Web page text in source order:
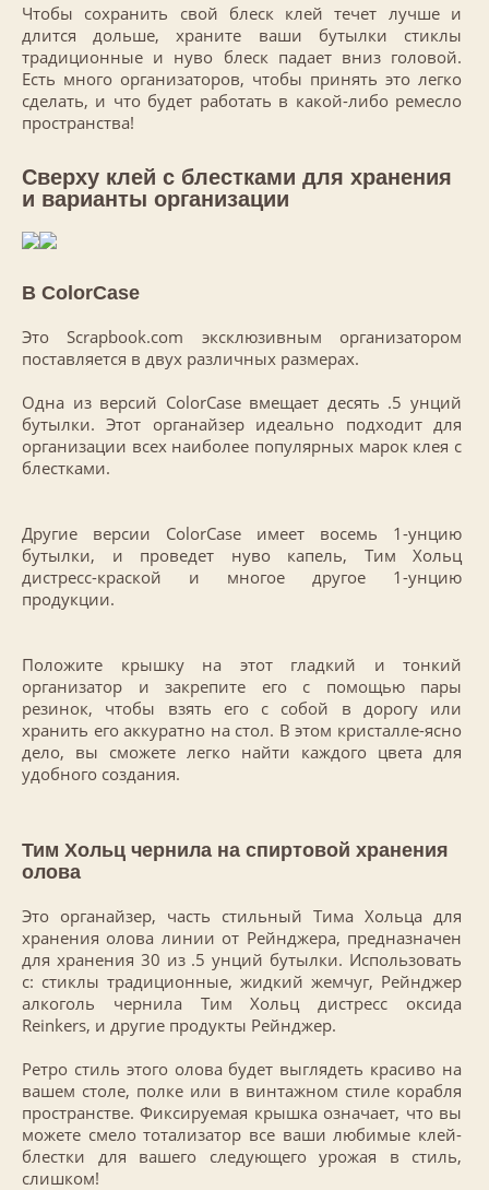
Чтобы сохранить свой блеск клей течет лучше и
длится дольше, храните ваши бутылки стиклы
традиционные и нуво блеск падает вниз головой.
Есть много организаторов, чтобы принять это легко
сделать, и что будет работать в какой-либо ремесло
пространства!
Сверху клей с блестками для хранения
и варианты организации
В ColorCase
Это Scrapbook.com эксклюзивным организатором
поставляется в двух различных размерах.
Одна из версий ColorCase вмещает десять .5 унций
бутылки. Этот органайзер идеально подходит для
организации всех наиболее популярных марок клея с
блестками.
Другие версии ColorCase имеет восемь 1-унцию
бутылки, и проведет нуво капель, Тим Хольц
дистресс-краской и многое другое 1-унцию
продукции.
Положите крышку на этот гладкий и тонкий
организатор и закрепите его с помощью пары
резинок, чтобы взять его с собой в дорогу или
хранить его аккуратно на стол. В этом кристалле-ясно
дело, вы сможете легко найти каждого цвета для
удобного создания.
Тим Хольц чернила на спиртовой хранения
олова
Это органайзер, часть стильный Тима Хольца для
хранения олова линии от Рейнджера, предназначен
для хранения 30 из .5 унций бутылки. Использовать
с: стиклы традиционные, жидкий жемчуг, Рейнджер
алкоголь чернила Тим Хольц дистресс оксида
Reinkers, и другие продукты Рейнджер.
Ретро стиль этого олова будет выглядеть красиво на
вашем столе, полке или в винтажном стиле корабля
пространстве. Фиксируемая крышка означает, что вы
можете смело тотализатор все ваши любимые клей-
блестки для вашего следующего урожая в стиль,
слишком!